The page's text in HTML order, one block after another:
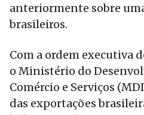
anteriormente sobre
brasileiros.
Com a ordem executiva
o Ministério do
Comércio e Serviços
das exportações